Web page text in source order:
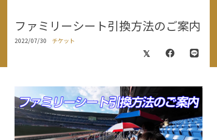
ファミリーシート引換方法のご案内
2022/07/30 チケット